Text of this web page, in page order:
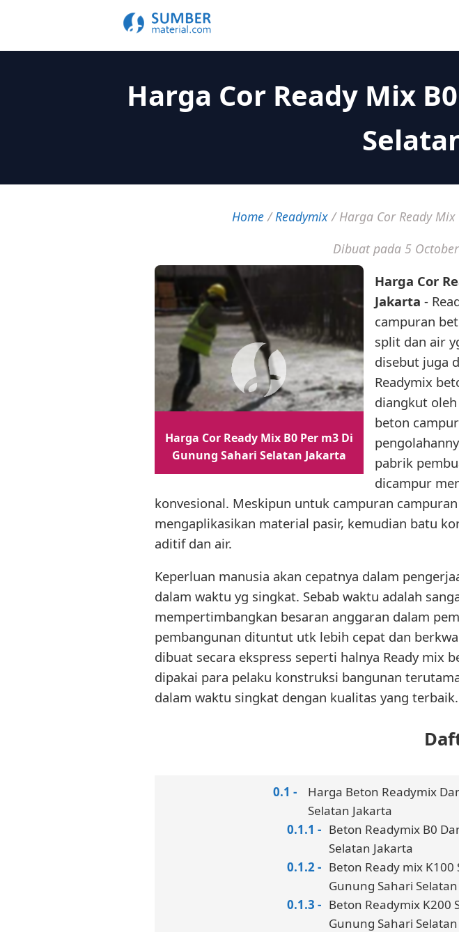
Harga Cor Ready Mix
Home/Readymix/Harga Cor Ready
Dibuat pada 5
Harga Cor Ready Mix B0 Per m3 Di
Gunung Sahari Selatan Jakarta
Harga Cor
Jakarta -
campuran
split dan air
disebut juga
Readymix
diangkut
beton
pabrik
dicampur
konvesional. Meskipun untuk campuran
mengaplikasikan material pasir, kemudian batu
aditif dan air.
Keperluan manusia akan cepatnya dalam
dalam waktu yg singkat. Sebab waktu adalah
mempertimbangkan besaran anggaran dalam
pembangunan dituntut utk lebih cepat dan
dibuat secara ekspress seperti halnya Ready mix
dipakai para pelaku konstruksi bangunan
dalam waktu singkat dengan kualitas yang terbaik.
Harga Beton Readymix
Selatan Jakarta
Beton Readymix B0
Selatan Jakarta
Beton Ready mix K100
Gunung Sahari
Beton Readymix K200
Gunung Sahari